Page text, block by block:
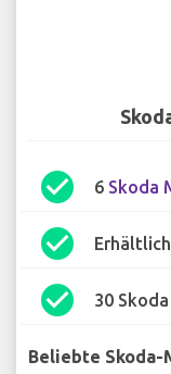
check_circle 6 Skoda
check_circle
check_circle 30
Beliebte Skoda-